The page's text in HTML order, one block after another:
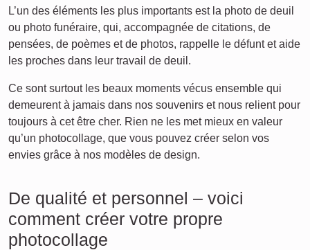
L’un des éléments les plus importants est la photo de deuil
ou photo funéraire, qui, accompagnée de citations, de
pensées, de poèmes et de photos, rappelle le défunt et aide
les proches dans leur travail de deuil.
Ce sont surtout les beaux moments vécus ensemble qui
demeurent à jamais dans nos souvenirs et nous relient pour
toujours à cet être cher. Rien ne les met mieux en valeur
qu’un photocollage, que vous pouvez créer selon vos
envies grâce à nos modèles de design.
De qualité et personnel – voici
comment créer votre propre
photocollage